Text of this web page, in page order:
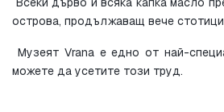
острова, продължаващ вече стотици
можете да усетите този труд.